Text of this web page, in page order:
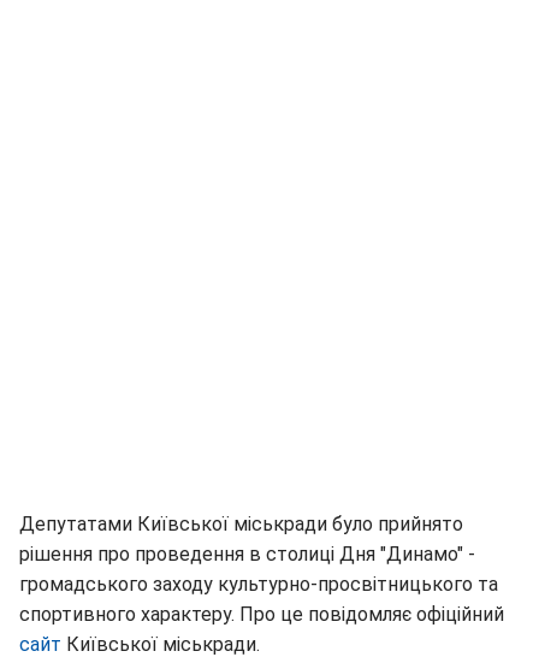
Депутатами Київської міськради було прийнято
рішення про проведення в столиці Дня "Динамо" -
громадського заходу культурно-просвітницького та
спортивного характеру. Про це повідомляє офіційний
сайт Київської міськради.